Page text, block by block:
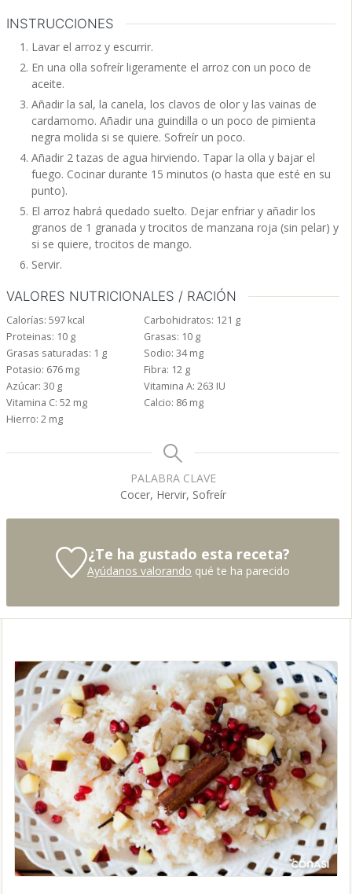
INSTRUCCIONES
Lavar el arroz y escurrir.
En una olla sofreír ligeramente el arroz con un poco de
aceite.
Añadir la sal, la canela, los clavos de olor y las vainas de
cardamomo. Añadir una guindilla o un poco de pimienta
negra molida si se quiere. Sofreír un poco.
Añadir 2 tazas de agua hirviendo. Tapar la olla y bajar el
fuego. Cocinar durante 15 minutos (o hasta que esté en su
punto).
El arroz habrá quedado suelto. Dejar enfriar y añadir los
granos de 1 granada y trocitos de manzana roja (sin pelar) y
si se quiere, trocitos de mango.
Servir.
VALORES NUTRICIONALES / RACIÓN
Calorías: 597 kcal Carbohidratos: 121 g
Proteinas: 10 g Grasas: 10 g
Grasas saturadas: 1 g Sodio: 34 mg
Potasio: 676 mg Fibra: 12 g
Azúcar: 30 g Vitamina A: 263 IU
Vitamina C: 52 mg Calcio: 86 mg
Hierro: 2 mg
PALABRA CLAVE
Cocer, Hervir, Sofreír
¿Te ha gustado esta receta?
Ayúdanos valorando qué te ha parecido